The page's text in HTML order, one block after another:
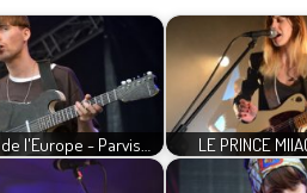
de l'Europe - Parvis… LE PRINCE